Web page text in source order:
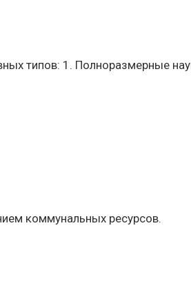
типов: 1. Полноразмерные
коммунальных ресурсов.